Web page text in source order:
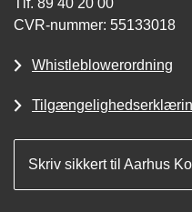
Tlf. 89 40 20 00
CVR-nummer: 55133018
Whistleblowerordning
Skriv sikkert til Aarhus